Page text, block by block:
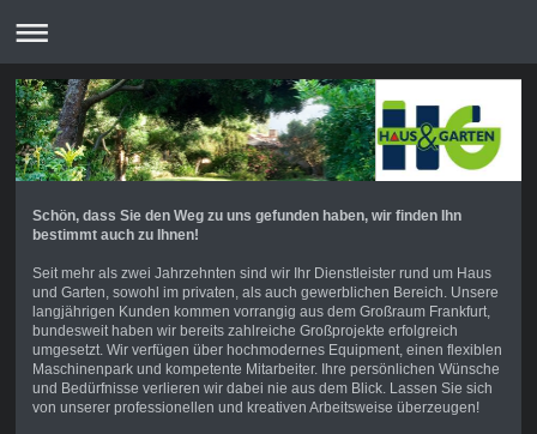
Schön, dass Sie den Weg zu uns gefunden haben, wir finden Ihn
bestimmt auch zu Ihnen!
Seit mehr als zwei Jahrzehnten sind wir Ihr Dienstleister rund um Haus
und Garten, sowohl im privaten, als auch gewerblichen Bereich. Unsere
langjährigen Kunden kommen vorrangig aus dem Großraum Frankfurt,
bundesweit haben wir bereits zahlreiche Großprojekte erfolgreich
umgesetzt. Wir verfügen über hochmodernes Equipment, einen flexiblen
Maschinenpark und kompetente Mitarbeiter. Ihre persönlichen Wünsche
und Bedürfnisse verlieren wir dabei nie aus dem Blick. Lassen Sie sich
von unserer professionellen und kreativen Arbeitsweise überzeugen!